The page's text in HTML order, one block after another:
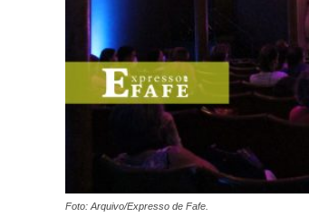
Foto: Arquivo/Expresso de Fafe.